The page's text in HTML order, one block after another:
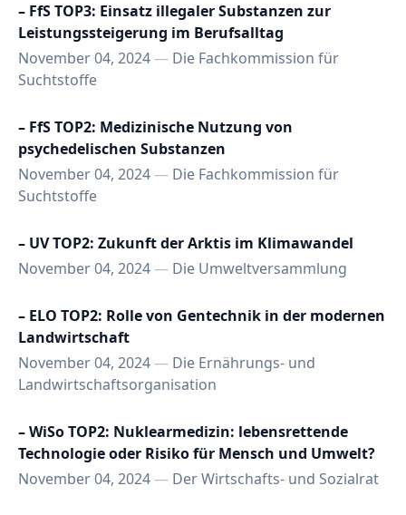
– FfS TOP3: Einsatz illegaler Substanzen zur
Leistungssteigerung im Berufsalltag
November 04, 2024— Die Fachkommission für
Suchtstoffe
– FfS TOP2: Medizinische Nutzung von
psychedelischen Substanzen
November 04, 2024— Die Fachkommission für
Suchtstoffe
– UV TOP2: Zukunft der Arktis im Klimawandel
November 04, 2024— Die Umweltversammlung
– ELO TOP2: Rolle von Gentechnik in der modernen
Landwirtschaft
November 04, 2024— Die Ernährungs- und
Landwirtschaftsorganisation
– WiSo TOP2: Nuklearmedizin: lebensrettende
Technologie oder Risiko für Mensch und Umwelt?
November 04, 2024— Der Wirtschafts- und Sozialrat